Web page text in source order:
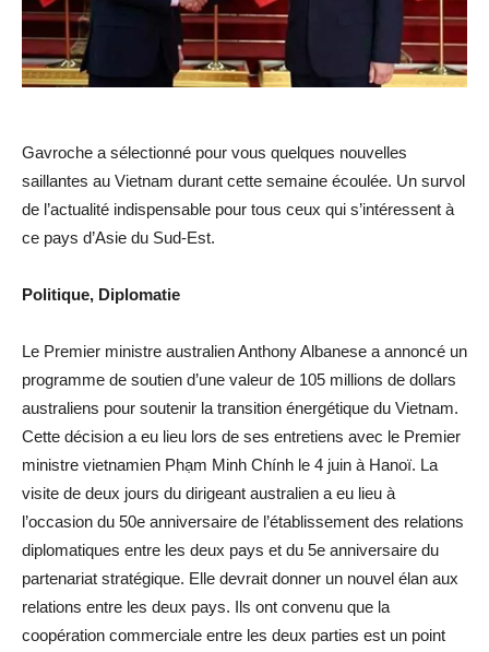
Gavroche a sélectionné pour vous quelques nouvelles
saillantes au Vietnam durant cette semaine écoulée. Un survol
de l’actualité indispensable pour tous ceux qui s’intéressent à
ce pays d’Asie du Sud-Est.
Politique, Diplomatie
Le Premier ministre australien Anthony Albanese a annoncé un
programme de soutien d’une valeur de 105 millions de dollars
australiens pour soutenir la transition énergétique du Vietnam.
Cette décision a eu lieu lors de ses entretiens avec le Premier
ministre vietnamien Phạm Minh Chính le 4 juin à Hanoï. La
visite de deux jours du dirigeant australien a eu lieu à
l’occasion du 50e anniversaire de l’établissement des relations
diplomatiques entre les deux pays et du 5e anniversaire du
partenariat stratégique. Elle devrait donner un nouvel élan aux
relations entre les deux pays. Ils ont convenu que la
coopération commerciale entre les deux parties est un point